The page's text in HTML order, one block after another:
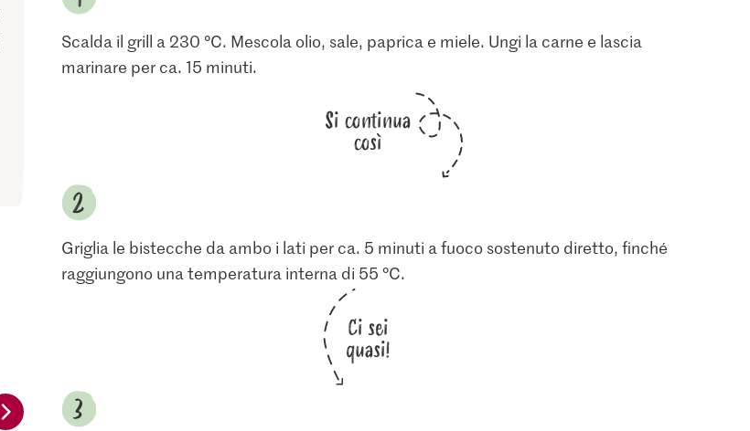
Scalda il grill a 230 °C. Mescola olio, sale, paprica e miele. Ungi la carne e lascia
marinare per ca. 15 minuti.
Si continua
così
Griglia le bistecche da ambo i lati per ca. 5 minuti a fuoco sostenuto diretto, finché
raggiungono una temperatura interna di 55 °C.
Ci sei
quasi!